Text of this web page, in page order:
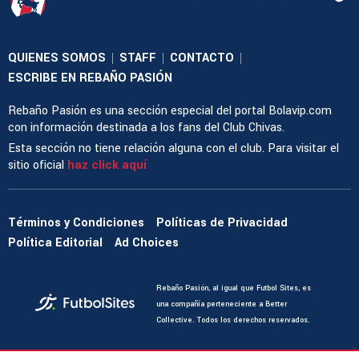
QUIENES SOMOS | STAFF | CONTACTO |
ESCRIBE EN REBAÑO PASIÓN
Rebaño Pasión es una sección especial del portal Bolavip.com
con información destinada a los fans del Club Chivas.
Esta sección no tiene relación alguna con el club. Para visitar el
sitio oficial haz click aquí
Términos y Condiciones
Políticas de Privacidad
Política Editorial
Ad Choices
Rebaño Pasión, al igual que Futbol Sites, es
una compañía perteneciente a Better
Collective. Todos los derechos reservados.